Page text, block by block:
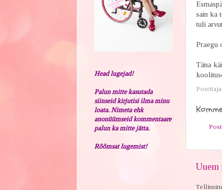
sain ka
tuli
Praegu
Täna
Postitaja:
Uuem
Head lugejad!
Palun mitte kasutada
siinseid kirjutisi ilma minu
loata. Nimeta ehk
anonüümseid kommentaare
palun ka mitte jätta.
Rõõmsat lugemist!